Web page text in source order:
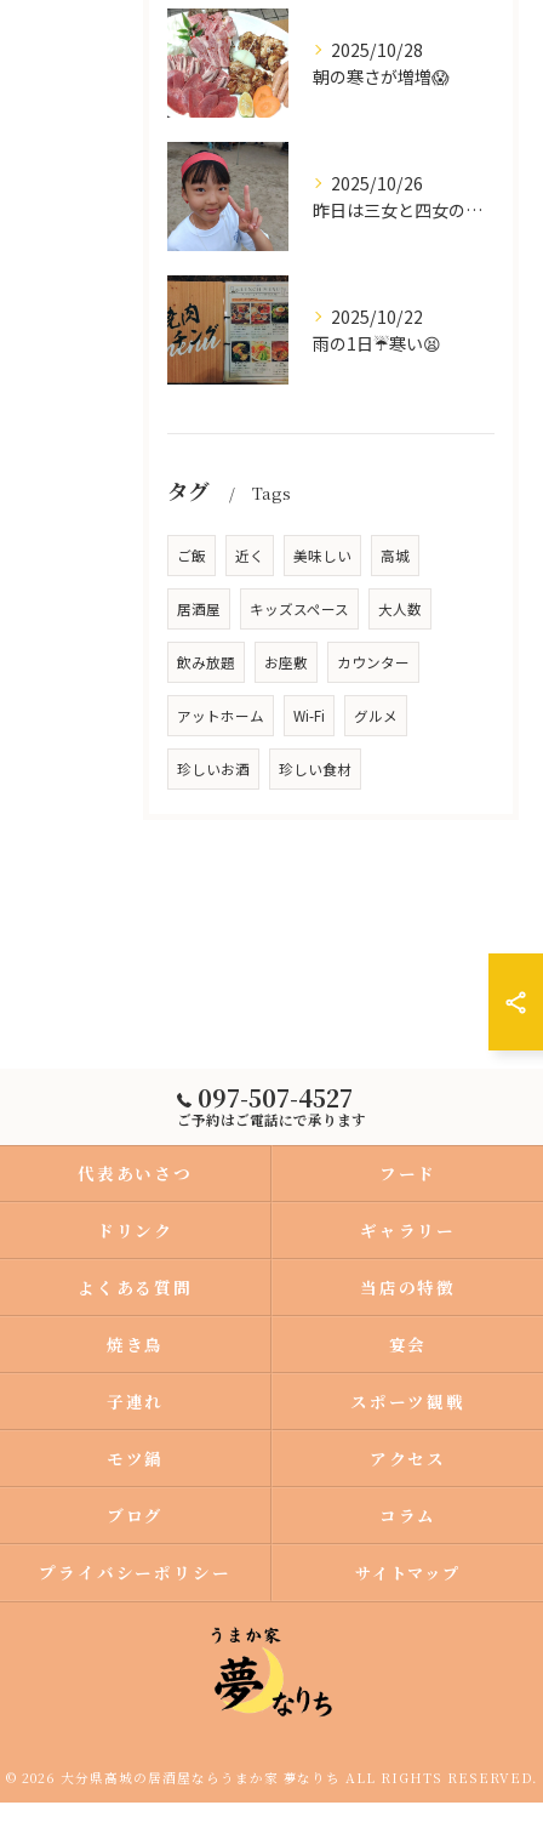
2025/10/28
朝の寒さが増増😱
2025/10/26
昨日は三女と四女の運動会🥰
2025/10/22
雨の1日☔寒い😫
タグ Tags
ご飯 近く 美味しい 高城
居酒屋 キッズスペース 大人数
飲み放題 お座敷 カウンター
アットホーム Wi-Fi グルメ
珍しいお酒 珍しい食材
097-507-4527
ご予約はご電話にで承ります
代表あいさつ フード
ドリンク ギャラリー
よくある質問 当店の特徴
焼き鳥 宴会
子連れ スポーツ観戦
モツ鍋 アクセス
ブログ コラム
プライバシーポリシー サイトマップ
© 2026 大分県高城の居酒屋ならうまか家 夢なりち ALL RIGHTS RESERVED.